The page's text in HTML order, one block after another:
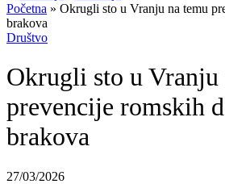
Početna » Okrugli sto u Vranju na temu
brakova
Društvo
Okrugli sto u Vranju
prevencije romskih
brakova
27/03/2026